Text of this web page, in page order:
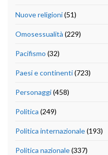
Nuove religioni(51)
Omosessualità (229)
Pacifismo (32)
Paesi e continenti(723)
Personaggi(458)
Politica (249)
Politica internazionale(193)
Politica nazionale(337)